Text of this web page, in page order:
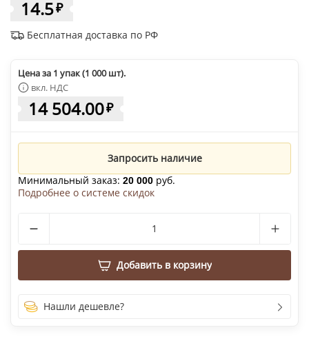
14.5₽
Бесплатная доставка по РФ
Цена за 1 упак (1 000 шт).
вкл. НДС
14 504.00₽
Запросить наличие
Минимальный заказ: 20 000 руб.
Подробнее о системе скидок
Добавить в корзину
Нашли дешевле?